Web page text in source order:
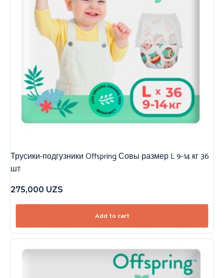
Трусики-подгузники Offspring Совы размер L 9-14 кг 36
шт
275,000 UZS
Add to cart